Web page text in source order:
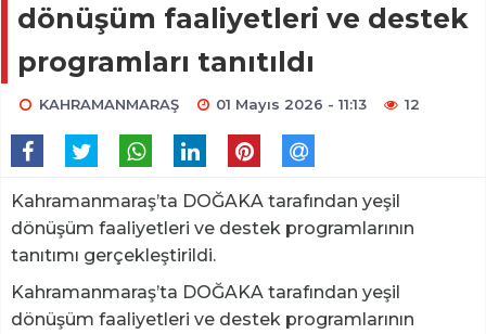
dönüşüm faaliyetleri ve destek
programları tanıtıldı
KAHRAMANMARAŞ 01 Mayıs 2026 - 11:13 12
Kahramanmaraş’ta DOĞAKA tarafından yeşil
dönüşüm faaliyetleri ve destek programlarının
tanıtımı gerçekleştirildi.
Kahramanmaraş’ta DOĞAKA tarafından yeşil
dönüşüm faaliyetleri ve destek programlarının